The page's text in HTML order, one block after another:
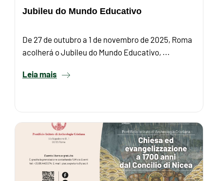
Jubileu do Mundo Educativo
De 27 de outubro a 1 de novembro de 2025, Roma
acolherá o Jubileu do Mundo Educativo, ...
Leia mais